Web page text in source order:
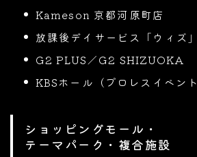
Kameson 京都河原町店
放課後デイサービス「ウィズ」
G2 PLUS／G2 SHIZUOKA
KBSホール（プロレスイベント
ショッピングモール・
テーマパーク・複合施設